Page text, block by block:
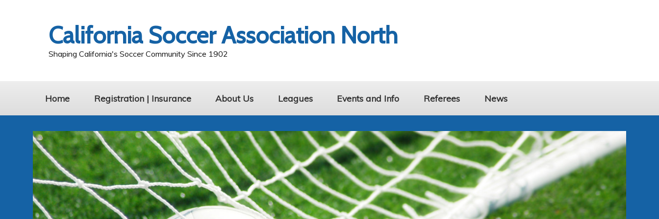
California Soccer Association North
Shaping California's Soccer Community Since 1902
Home Registration | Insurance About Us Leagues Events and Info Referees News